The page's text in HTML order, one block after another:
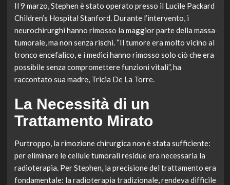
Il 9 marzo, Stephen è stato operato presso il Lucile Packard
Children’s Hospital Stanford. Durante l’intervento, i
neurochirurghi hanno rimosso la maggior parte della massa
tumorale, ma non senza rischi. “Il tumore era molto vicino al
tronco encefalico, e i medici hanno rimosso solo ciò che era
possibile senza compromettere funzioni vitali”, ha
raccontato sua madre, Tricia De La Torre.
La Necessità di un
Trattamento Mirato
Purtroppo, la rimozione chirurgica non è stata sufficiente:
per eliminare le cellule tumorali residue era necessaria la
radioterapia. Per Stephen, la precisione del trattamento era
fondamentale: la radioterapia tradizionale, rendeva difficile